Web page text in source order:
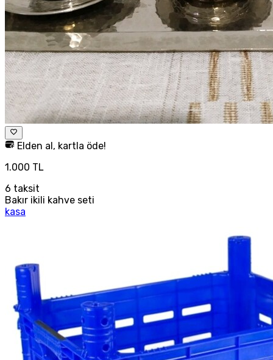
Elden al, kartla öde!
1.000 TL
6 taksit
Bakır ikili kahve seti
kasa